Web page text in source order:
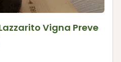
Vigna Preve